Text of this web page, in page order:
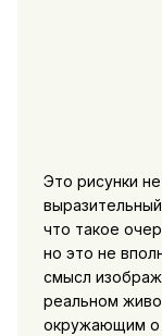
Это рисунки
что такое
но это не
смысл
реальном
окружающим о